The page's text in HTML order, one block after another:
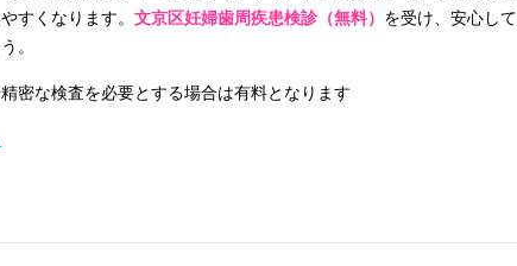
すくなります。 文京区妊婦歯周疾患検診（無料） を受け、安心して
。
密な検査を必要とする場合は有料となります